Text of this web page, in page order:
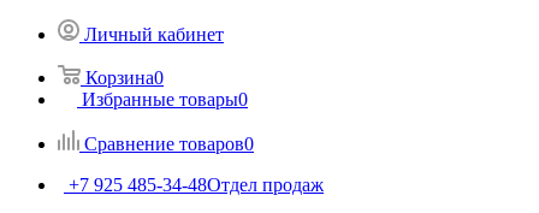
Личный кабинет
Корзина0
Избранные товары0
Сравнение товаров0
+7 925 485-34-48Отдел продаж